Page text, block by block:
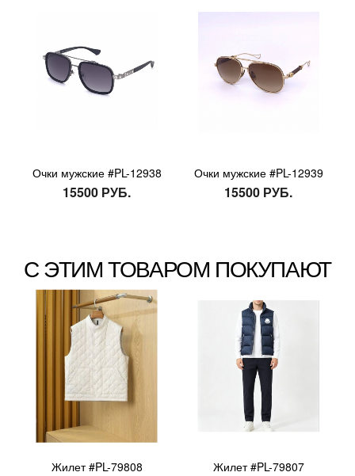
Очки мужские #PL-12938
15500 РУБ.
Очки мужские #PL-12939
15500 РУБ.
С ЭТИМ ТОВАРОМ ПОКУПАЮТ
Жилет #PL-79808 Жилет #PL-79807